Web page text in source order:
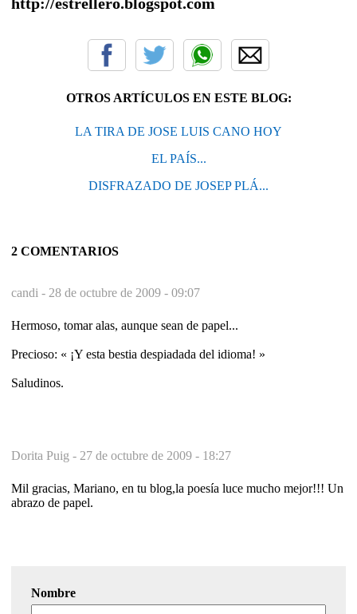
OTROS ARTÍCULOS EN ESTE BLOG:
LA TIRA DE JOSE LUIS CANO HOY
EL PAÍS...
DISFRAZADO DE JOSEP PLÁ...
2 COMENTARIOS
candi - 28 de octubre de 2009 - 09:07
Hermoso, tomar alas, aunque sean de papel...
Precioso: « ¡Y esta bestia despiadada del idioma! »
Saludinos.
Dorita Puig - 27 de octubre de 2009 - 18:27
Mil gracias, Mariano, en tu blog,la poesía luce mucho mejor!!! Un
abrazo de papel.
Nombre